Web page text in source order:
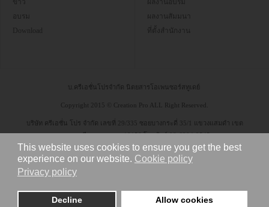
This website uses cookies to ensure you get the best
experience on our website. Cookie policy
Privacy policy
Decline Allow cookies
ข่าว
อบรม
Download
ผลงานอบรม
ผลงานสัมมนา
ที่ตั้งสำนักงาน
บ.ครีเอชั่นโปรจำกัด นิตยสารโอเพนซอร์สทูเดย์
Copyright 2015 © Creation Pro ALL Right Reserved.
บริษัท ครีเอชั่น โปร จำกัด เลขที่ 29/335 ซอยบางกระดี่ 35/1 แขวงแสมดำ เขต
บางขุนเทียน กรุงเทพฯ 10150 โทรศัพท์ 08-6304-9545